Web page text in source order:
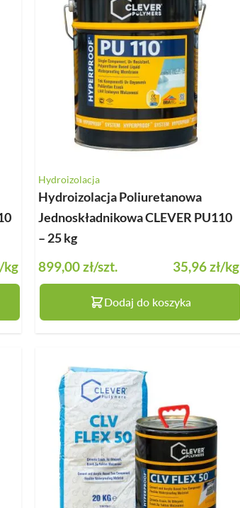
Kołki montażowe
/kg
Hydroizolacja
Hydroizolacja Poliuretanowa
Jednoskładnikowa CLEVER PU110
– 25 kg
899,00 zł/szt. 35,96 zł/kg
Dodaj do koszyka